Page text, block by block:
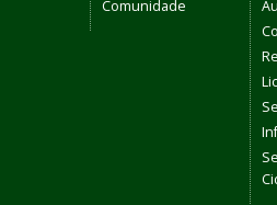
Comunidade